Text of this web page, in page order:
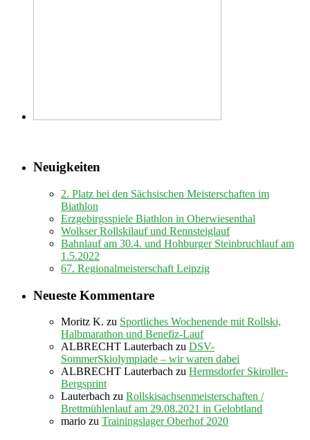
Neuigkeiten
2. Platz bei den Sächsischen Meisterschaften im
Biathlon
Erzgebirgsspiele Biathlon in Oberwiesenthal
Wolkser Rollskilauf und Rennsteiglauf
Bahnlauf am 30.4. und Hohburger Steinbruchlauf am
1.5.2022
67. Regionalmeisterschaft Leipzig
Neueste Kommentare
Moritz K. zu Sportliches Wochenende mit Rollski,
Halbmarathon und Benefiz-Lauf
ALBRECHT Lauterbach zu DSV-
SommerSkiolympiade – wir waren dabei
ALBRECHT Lauterbach zu Hermsdorfer Skiroller-
Bergsprint
Lauterbach zu Rollskisachsenmeisterschaften /
Brettmühlenlauf am 29.08.2021 in Gelobtland
mario zu Trainingslager Oberhof 2020